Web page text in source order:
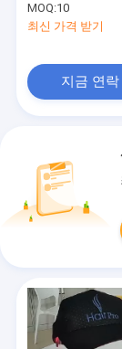
MOQ:10
최신 가격 받기
지금 연락